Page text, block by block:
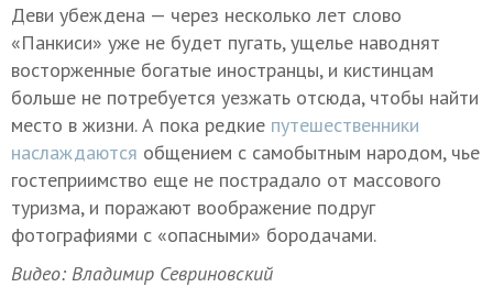
Деви убеждена — через несколько лет слово
«Панкиси» уже не будет пугать, ущелье наводнят
восторженные богатые иностранцы, и кистинцам
больше не потребуется уезжать отсюда, чтобы найти
место в жизни. А пока редкие путешественники
наслаждаются общением с самобытным народом, чье
гостеприимство еще не пострадало от массового
туризма, и поражают воображение подруг
фотографиями с «опасными» бородачами.
Видео: Владимир Севриновский